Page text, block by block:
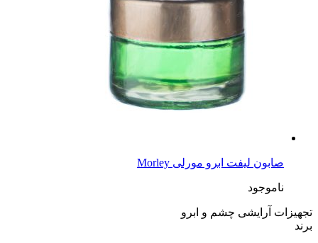
صابون لیفت ابرو مورلی Morley
ناموجود
تجهیزات آرایشی چشم و ابرو
برند